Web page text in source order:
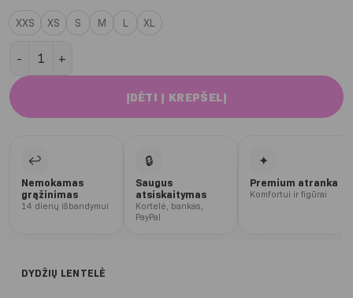
XXS XS S M L
XL
ĮDĖTI Į KREPŠELĮ
↩
Nemokamas
grąžinimas
14 dienų išbandymui
🔒
Saugus
atsiskaitymas
Kortelė, bankas,
PayPal
✦
Premium atranka
Komfortui ir figūrai
DYDŽIŲ LENTELĖ